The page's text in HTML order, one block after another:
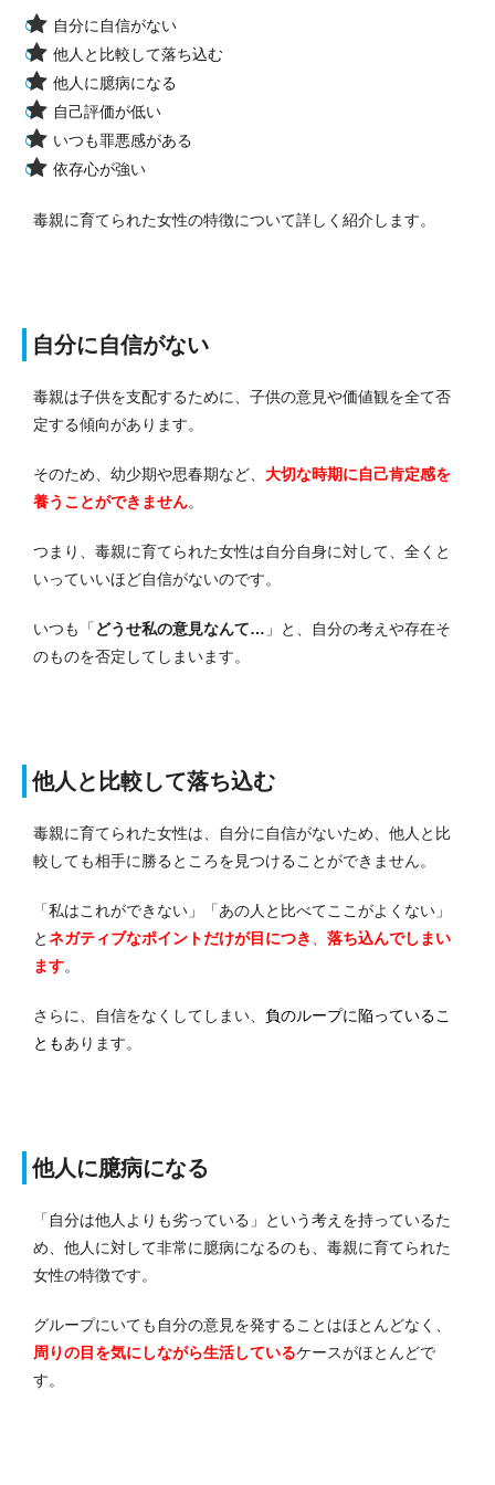
自分に自信がない
他人と比較して落ち込む
他人に臆病になる
自己評価が低い
いつも罪悪感がある
依存心が強い
毒親に育てられた女性の特徴について詳しく紹介します。
自分に自信がない
毒親は子供を支配するために、子供の意見や価値観を全て否
定する傾向があります。
そのため、幼少期や思春期など、 大切な時期に自己肯定感を
養うことができません。
つまり、毒親に育てられた女性は自分自身に対して、全くと
いっていいほど自信がないのです。
いつも「 どうせ私の意見なんて… 」と、自分の考えや存在そ
のものを否定してしまいます。
他人と比較して落ち込む
毒親に育てられた女性は、自分に自信がないため、他人と比
較しても相手に勝るところを見つけることができません。
「私はこれができない」「あの人と比べてここがよくない」
とネガティブなポイントだけが目につき、 落ち込んでしまい
ます。
さらに、自信をなくしてしまい、 負のループに陥っているこ
ともあります。
他人に臆病になる
「自分は他人よりも劣っている」という考えを持っているた
め、他人に対して非常に臆病になるのも、毒親に育てられた
女性の特徴です。
グループにいても自分の意見を発することはほとんどなく、
周りの目を気にしながら生活しているケースがほとんどで
す。